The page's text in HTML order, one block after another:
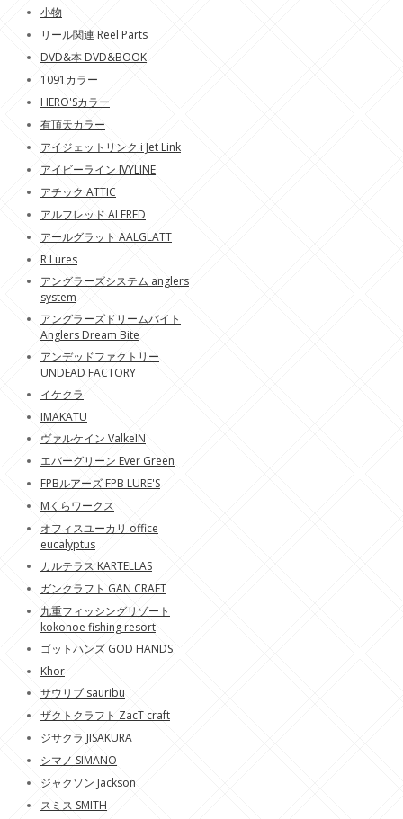
小物
リール関連 Reel Parts
DVD&本 DVD&BOOK
1091カラー
HERO'Sカラー
有頂天カラー
アイジェットリンク i Jet Link
アイビーライン IVYLINE
アチック ATTIC
アルフレッド ALFRED
アールグラット AALGLATT
R Lures
アングラーズシステム anglers
system
アングラーズドリームバイト
Anglers Dream Bite
アンデッドファクトリー
UNDEAD FACTORY
イケクラ
IMAKATU
ヴァルケイン ValkeIN
エバーグリーン Ever Green
FPBルアーズ FPB LURE'S
Mくらワークス
オフィスユーカリ office
eucalyptus
カルテラス KARTELLAS
ガンクラフト GAN CRAFT
九重フィッシングリゾート
kokonoe fishing resort
ゴットハンズ GOD HANDS
Khor
サウリブ sauribu
ザクトクラフト ZacT craft
ジサクラ JISAKURA
シマノ SIMANO
ジャクソン Jackson
スミス SMITH